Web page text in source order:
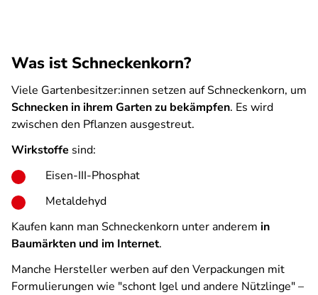
Was ist Schneckenkorn?
Viele Gartenbesitzer:innen setzen auf Schneckenkorn, um
Schnecken in ihrem Garten zu bekämpfen. Es wird
zwischen den Pflanzen ausgestreut.
Wirkstoffe sind:
Eisen-III-Phosphat
Metaldehyd
Kaufen kann man Schneckenkorn unter anderem in
Baumärkten und im Internet.
Manche Hersteller werben auf den Verpackungen mit
Formulierungen wie "schont Igel und andere Nützlinge" –